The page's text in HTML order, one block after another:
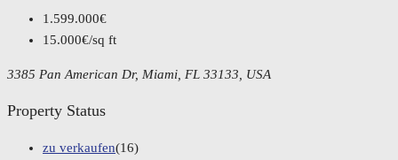
1.599.000€
15.000€/sq ft
3385 Pan American Dr, Miami, FL 33133, USA
Property Status
zu verkaufen(16)